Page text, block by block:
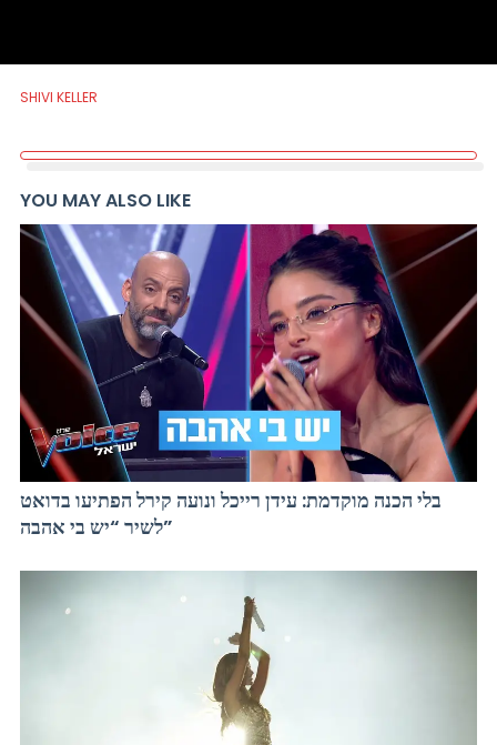
SHIVI KELLER
YOU MAY ALSO LIKE
בלי הכנה מוקדמת: עידן רייכל ונועה קירל הפתיעו בדואט
לשיר “יש בי אהבה”